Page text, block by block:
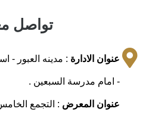
تواصل
عنوان الادارة : مدينه العبور -
- امام مدرسة السبعين .
عنوان المعرض : التجمع